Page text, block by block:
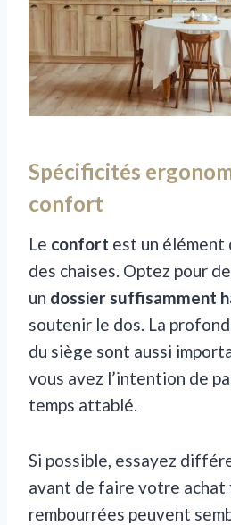
Spécificités
confort
Le confort est un élément
des chaises. Optez pour
un dossier suffisamment
soutenir le dos. La
du siège sont aussi
vous avez l’intention de
temps attablé.
Si possible, essayez
avant de faire votre achat
rembourrées peuvent